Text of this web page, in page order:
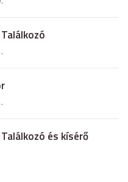
és kísérő